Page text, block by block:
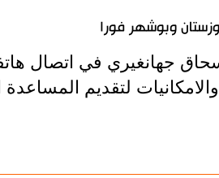
وبوشهر فورا
جهانغيري في اتصال
لتقديم المساعدة